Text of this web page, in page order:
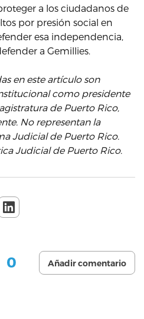
a los ciudadanos de
por presión social en
esa independencia,
a Gemillies.
en este artículo son
como presidente
de Puerto Rico,
No representan la
Judicial de Puerto Rico.
Judicial de Puerto Rico.
0 Añadir comentario